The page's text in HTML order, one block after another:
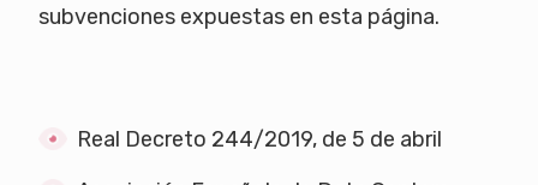
subvenciones expuestas en esta página.
Real Decreto 244/2019, de 5 de abril